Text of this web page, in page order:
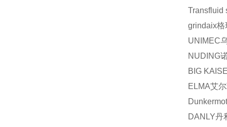
Transfluid
grindaix格
UNIMEC
NUDING
BIG
ELMA艾
DANLY丹